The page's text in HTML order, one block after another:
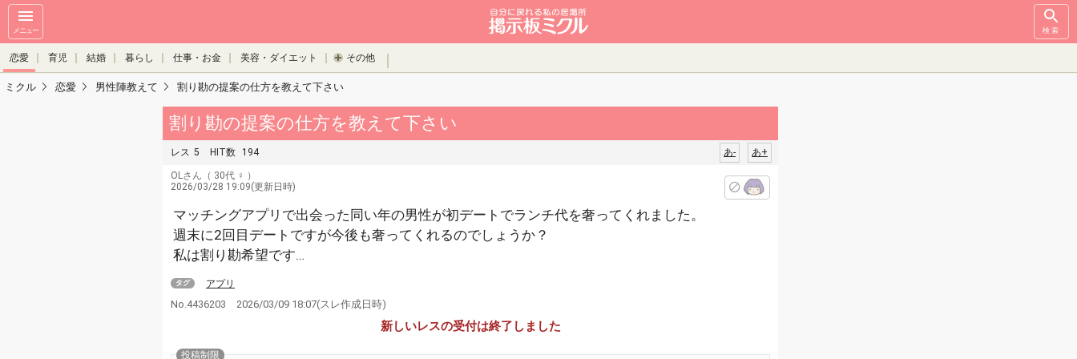
メニュー 検索
恋愛 育児 結婚 暮らし 仕事・お金 美容・ダイエット その他
ミクル 恋愛 男性陣教えて 割り勘の提案の仕方を教えて下さい
割り勘の提案の仕方を教えて下さい
レス 5 HIT数 194 あ+
あ-
OLさん （ 30代 ♀ ）
2026/03/28 19:09(更新日時)
マッチングアプリで出会った同い年の男性が初デートでランチ代を奢ってくれました。
週末に2回目デートですが今後も奢ってくれるのでしょうか？
私は割り勘希望です…
タグ アプリ
No.4436203 2026/03/09 18:07(スレ作成日時)
新しいレスの受付は終了しました
投稿制限